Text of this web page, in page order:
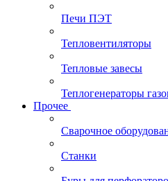
Печи ПЭТ
Тепловентиляторы
Тепловые завесы
Теплогенераторы
Прочее
Сварочное
Станки